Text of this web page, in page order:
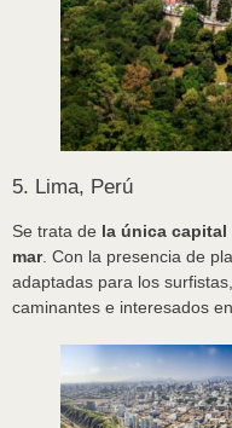
5. Lima, Perú
Se trata de la única capital
mar. Con la presencia de
adaptadas para los
caminantes e interesados